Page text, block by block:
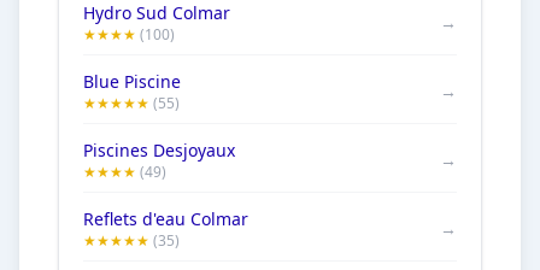
Hydro Sud Colmar
★★★★ (100)
→
Blue Piscine
★★★★★ (55)
→
Piscines Desjoyaux
★★★★ (49)
→
Reflets d'eau Colmar
★★★★★ (35)
→